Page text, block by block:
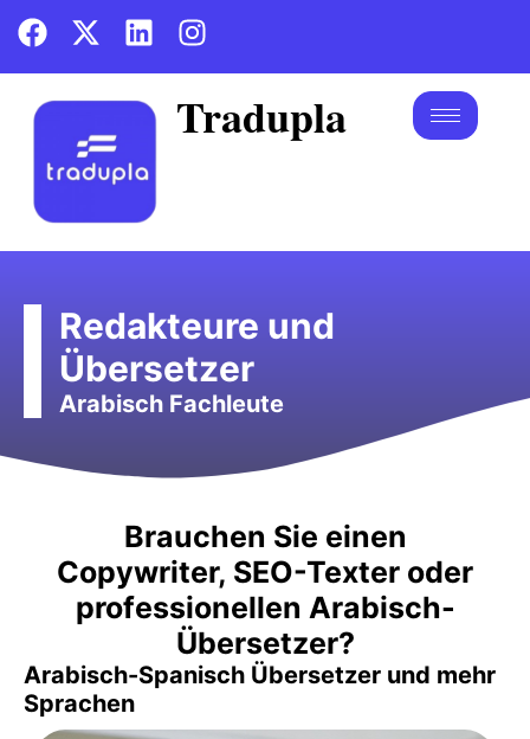
Tradupla
Redakteure und
Übersetzer
Arabisch Fachleute
Brauchen Sie einen
Copywriter, SEO-Texter oder
professionellen Arabisch-
Übersetzer?
Arabisch-Spanisch Übersetzer und mehr
Sprachen
Kommunikationsagentur.